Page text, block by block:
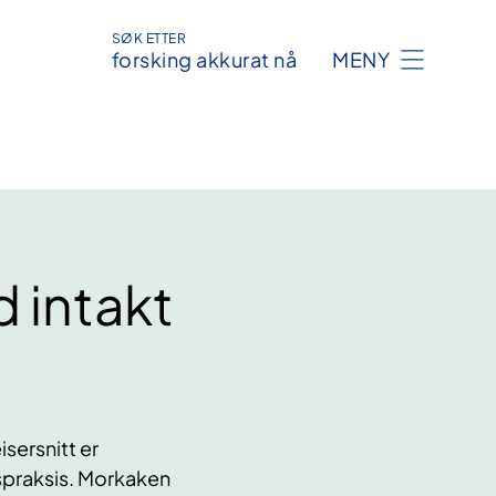
SØK ETTER
forsking akkurat nå MENY
intakt
er
Morkaken